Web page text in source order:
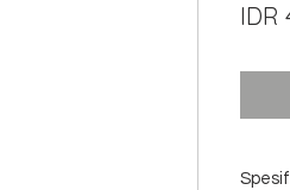
IDR